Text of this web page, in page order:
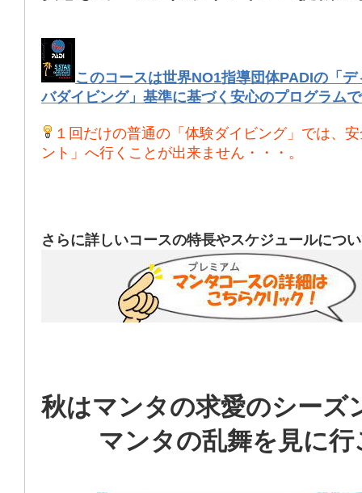
このコースは世界NO1指導団体PADIの「
バダイビング」基準に基づく安心のプログラム
１回だけの普通の「体験ダイビング」では、
ント」へ行くことが出来ません・・・。
さらに詳しいコースの特長やスケジュールにつ
秋はマンタの求愛のシーズ
マンタの乱舞を見に行